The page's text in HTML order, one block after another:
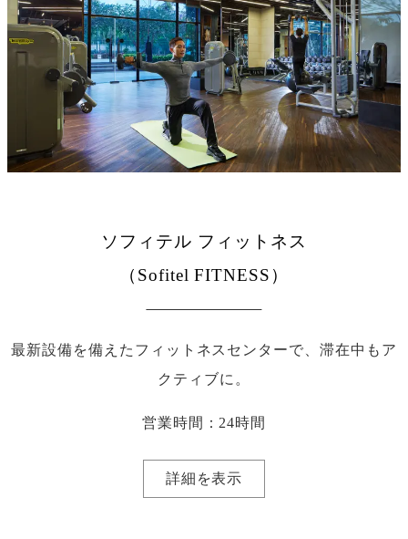
ソフィテル フィットネス
（Sofitel FITNESS）
最新設備を備えたフィットネスセンターで、滞在中もア
クティブに。
営業時間：24時間
詳細を表示